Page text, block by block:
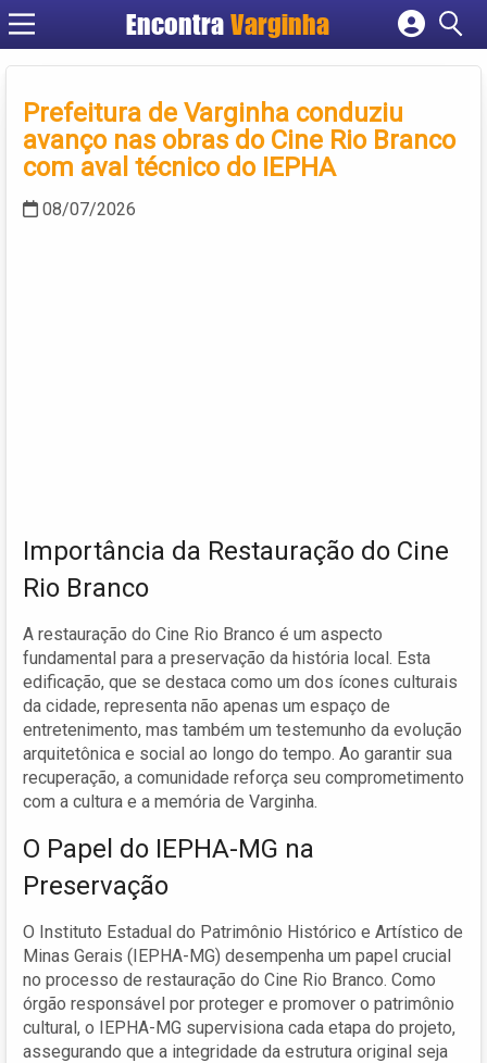
EncontraVarginha
Cadastrar empresa
Criar conta
Prefeitura de Varginha conduziu
avanço nas obras do Cine Rio Branco
com aval técnico do IEPHA
08/07/2026
Importância da Restauração do Cine
Rio Branco
A restauração do Cine Rio Branco é um aspecto
fundamental para a preservação da história local. Esta
edificação, que se destaca como um dos ícones culturais
da cidade, representa não apenas um espaço de
entretenimento, mas também um testemunho da evolução
arquitetônica e social ao longo do tempo. Ao garantir sua
recuperação, a comunidade reforça seu comprometimento
com a cultura e a memória de Varginha.
O Papel do IEPHA-MG na
Preservação
O Instituto Estadual do Patrimônio Histórico e Artístico de
Minas Gerais (IEPHA-MG) desempenha um papel crucial
no processo de restauração do Cine Rio Branco. Como
órgão responsável por proteger e promover o patrimônio
cultural, o IEPHA-MG supervisiona cada etapa do projeto,
assegurando que a integridade da estrutura original seja